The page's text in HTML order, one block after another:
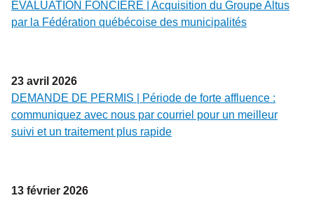
ÉVALUATION FONCIÈRE | Acquisition du Groupe Altus
par la Fédération québécoise des municipalités
23 avril 2026
DEMANDE DE PERMIS | Période de forte affluence :
communiquez avec nous par courriel pour un meilleur
suivi et un traitement plus rapide
13 février 2026